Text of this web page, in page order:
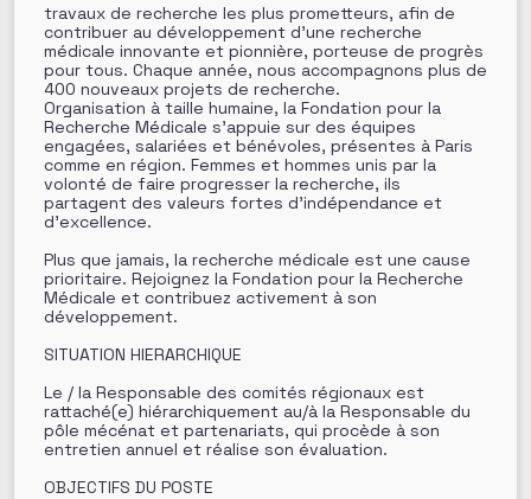
travaux de recherche les plus prometteurs, afin de
contribuer au développement d’une recherche
médicale innovante et pionnière, porteuse de progrès
pour tous. Chaque année, nous accompagnons plus de
400 nouveaux projets de recherche.
Organisation à taille humaine, la Fondation pour la
Recherche Médicale s’appuie sur des équipes
engagées, salariées et bénévoles, présentes à Paris
comme en région. Femmes et hommes unis par la
volonté de faire progresser la recherche, ils
partagent des valeurs fortes d’indépendance et
d’excellence.
Plus que jamais, la recherche médicale est une cause
prioritaire. Rejoignez la Fondation pour la Recherche
Médicale et contribuez activement à son
développement.
SITUATION HIERARCHIQUE
Le / la Responsable des comités régionaux est
rattaché(e) hiérarchiquement au/à la Responsable du
pôle mécénat et partenariats, qui procède à son
entretien annuel et réalise son évaluation.
OBJECTIFS DU POSTE